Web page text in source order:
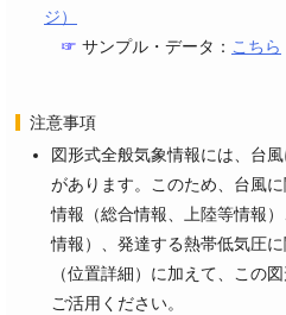
ジ）
☞ サンプル・データ： こちら
注意事項
図形式全般気象情報には、台
があります。このため、台風
情報（総合情報、上陸等情報
情報）、発達する熱帯低気圧
（位置詳細）に加えて、この
ご活用ください。